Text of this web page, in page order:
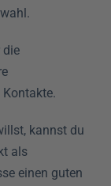
die
kannst du
als
einen guten